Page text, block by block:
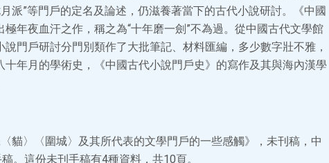
月派”等門戶的定名及論述，仍滋養著當下的古代小說研討。《中國
年夜血汗之作，稱之為“十年磨一劍”不為過。從中國古代文學館
門戶研討分門別類作了大批筆記、材料匯編，多少數字壯不雅，
年月的學術史，《中國古代小說門戶史》的寫作及其與海內漢學
貓〉〈圍城〉及其所代表的文學門戶的一些感觸》，未刊稿，中
。這份未刊手稿有4種資料，共10頁。